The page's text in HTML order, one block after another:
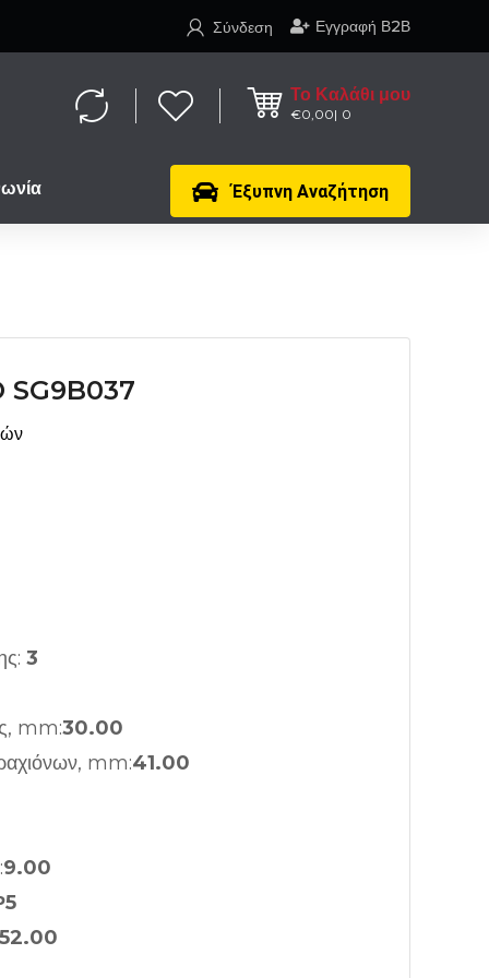
Εγγραφή Β2Β
Σύνδεση
Το Καλάθι μου
€0,00 0
Έξυπνη Αναζήτηση
3
mm:30.00
mm:41.00
9.00
52.00